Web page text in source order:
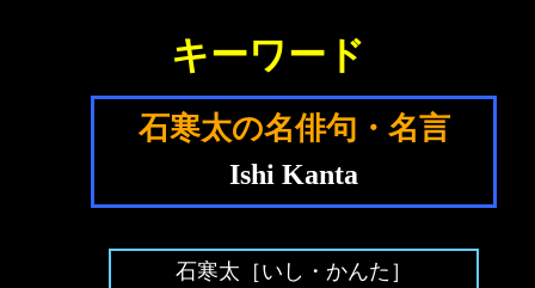
キーワード
石寒太の名俳句・名言
Ishi Kanta
石寒太［いし・かんた］